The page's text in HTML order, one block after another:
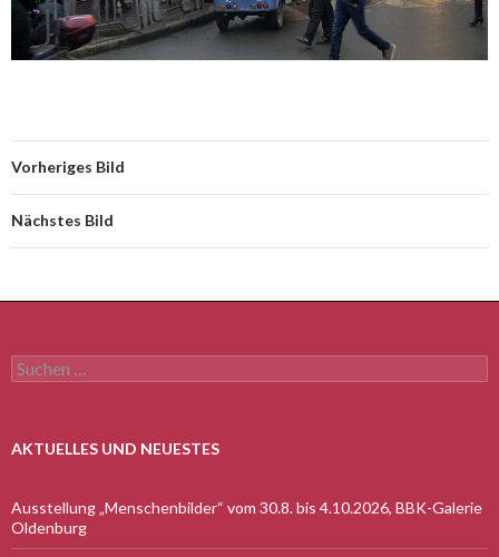
Vorheriges Bild
Nächstes Bild
Suchen
nach:
AKTUELLES UND NEUESTES
Ausstellung „Menschenbilder“ vom 30.8. bis 4.10.2026, BBK-Galerie
Oldenburg